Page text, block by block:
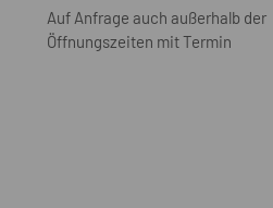
Auf Anfrage auch außerhalb der
Öffnungszeiten mit Termin